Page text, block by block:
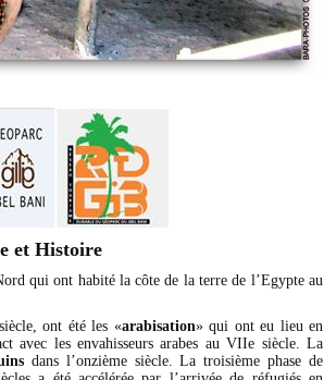
et Histoire
qui ont habité la côte de la terre de l’Egypte au
ont été les «arabisation» qui ont eu lieu en
avec les envahisseurs arabes au VIIe siècle. La
dans l’onzième siècle. La troisième phase de